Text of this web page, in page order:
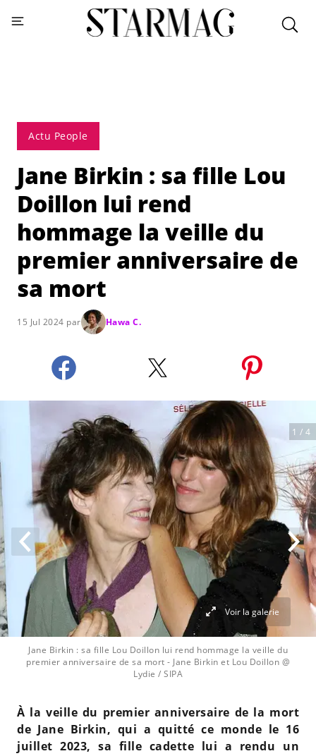
Actu People
Jane Birkin : sa fille Lou
Doillon lui rend
hommage la veille du
premier anniversaire de
sa mort
15 Jul 2024 par Hawa C.
Jane Birkin : sa fille Lou Doillon lui rend hommage la veille du
premier anniversaire de sa mort - Jane Birkin et Lou Doillon @
Lydie / SIPA
1 / 4
Voir la galerie
À la veille du premier anniversaire de la mort
de Jane Birkin, qui a quitté ce monde le 16
juillet 2023, sa fille cadette lui a rendu un